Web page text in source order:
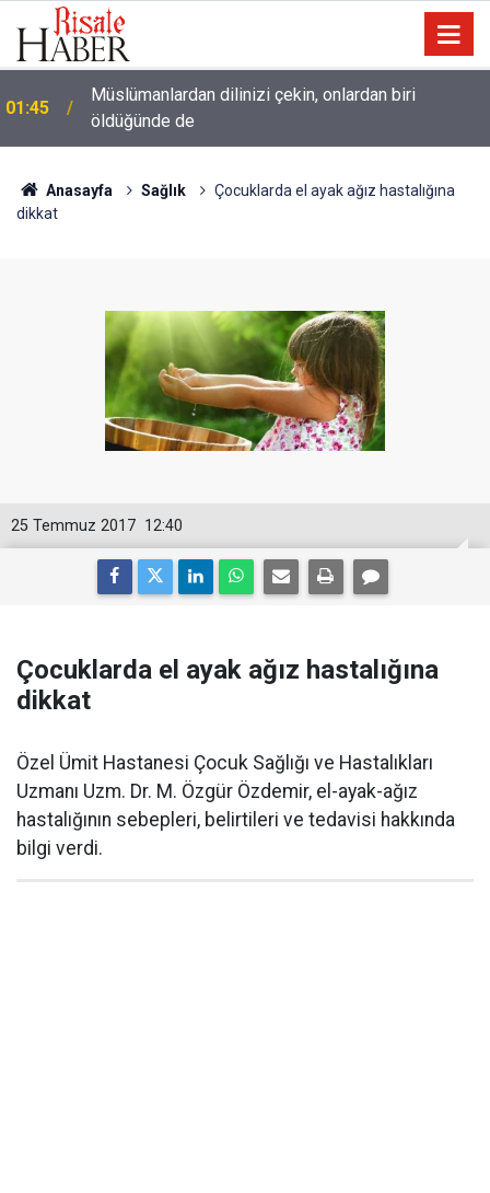
01:15
Lût kavmine âid o alt-üst olan şehirleri de kaldırıp
yere çaldı
Anasayfa Sağlık
Çocuklarda el ayak ağız hastalığına
dikkat
12:40
25 Temmuz 2017
Çocuklarda el ayak ağız hastalığına
dikkat
Özel Ümit Hastanesi Çocuk Sağlığı ve Hastalıkları
Uzmanı Uzm. Dr. M. Özgür Özdemir, el-ayak-ağız
hastalığının sebepleri, belirtileri ve tedavisi hakkında
bilgi verdi.